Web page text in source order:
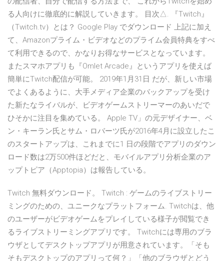
る人向けに徹底的に解説していきます。 目次△. 『Twitch』
（Twitch.tv）とは？ Google Play でダウンロード 上記に加え
て、Amazonプライム・ビデオなどのプライム会員特典をすべ
て利用できるので、かなりお得なサービスとなっています。
またスマホアプリも『Omlet Arcade』というアプリを使えば
簡単にTwitch配信が可能。 2019年1月31日 だが、新しい市場
でよくあるように、大手メディア企業のバックアップを受け
た新たなライバルが、ビデオゲームストリーマーのあいだで
ひそかに注目を集めている。 Apple TV」の元デザイナー、ベ
ン・キーラン氏とサム・ロバーツ氏が2016年4月に設立したこ
のスタートアップは、これまでに1 日の段階でアプリのダウン
ロード数は2万500件ほどだと、モバイルアプリ分析企業のア
ップトピア（Apptopia）は報告している。
Twitch 無料ダウンロード。 Twitch : ゲームのライブストリー
ミングのための、ユニークなプラットフォーム. Twitchは、他
のユーザーがビデオゲームをプレイしている様子が閲覧でき
るライブストリーミングアプリです。 Twitchには専用のブラ
ウザとしてデスクトップアプリが用意されています。「そも
そもデスクトップのアプリって何？」「他のブラウザとどう